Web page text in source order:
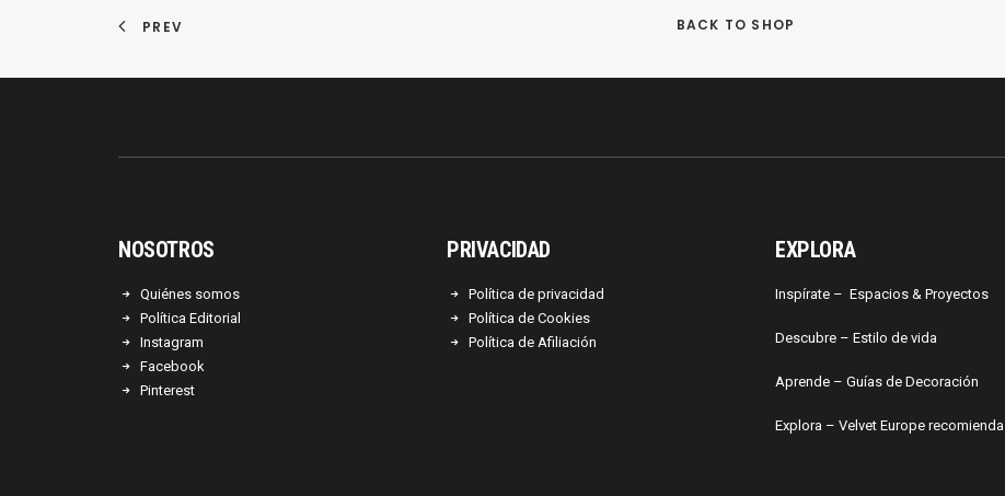
PREV BACK TO SHOP
NOSOTROS
Quiénes somos
Política Editorial
Instagram
Facebook
Pinterest
PRIVACIDAD
Política de privacidad
Política de Cookies
Política de Afiliación
EXPLORA
Inspírate – Espacios & Proyectos
Descubre – Estilo de vida
Aprende – Guías de Decoración
Explora – Velvet Europe recomienda